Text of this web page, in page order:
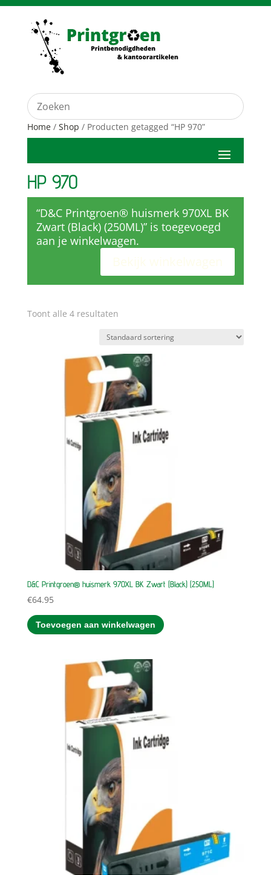
Home/ Shop / Producten getagged “HP 970”
HP 970
“D&C Printgroen® huismerk 970XL BK
Zwart (Black) (250ML)” is toegevoegd
aan je winkelwagen.
Toont alle 4 resultaten
D&C Printgroen® huismerk 970XL BK Zwart (Black) (250ML)
€64.95
Toevoegen aan winkelwagen